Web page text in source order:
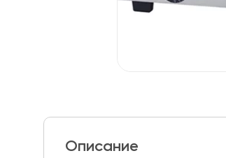
Описание